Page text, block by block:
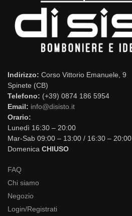
Indirizzo: Corso Vittorio Emanuele, 9
Spinete (CB)
Telefono: (+39) 0874 186 5954
Email: info@disisto.it
Orario:
Lunedì 16:30 – 20:00
Mar-Sab 09:00 – 13:00 / 16:30 – 20:00
Domenica CHIUSO
FAQ
Chi siamo
Negozio
Login/Registrati